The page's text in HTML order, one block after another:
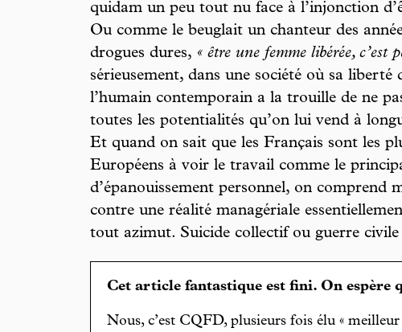
quidam un peu tout nu face à l’injonction
Ou comme le beuglait un chanteur des
drogues dures, « être une femme libérée, c’est
sérieusement, dans une société où sa liberté
l’humain contemporain a la trouille de ne
toutes les potentialités qu’on lui vend à
Et quand on sait que les Français sont les
Européens à voir le travail comme le
d’épanouissement personnel, on comprend
contre une réalité managériale
tout azimut. Suicide collectif ou guerre civile
Cet article fantastique est fini. On espère
Nous, c’est CQFD, plusieurs fois élu «